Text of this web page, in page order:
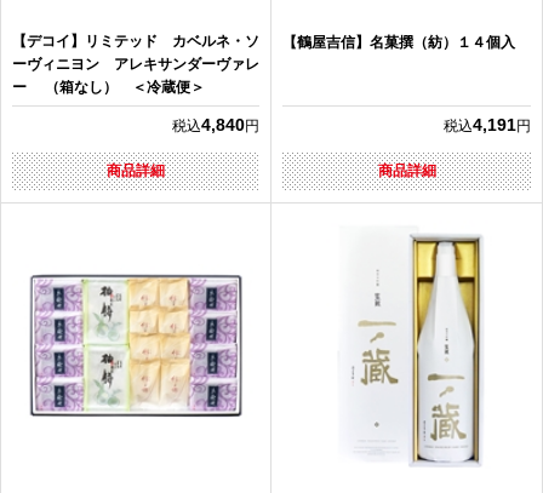
【デコイ】リミテッド カベルネ・ソ
ーヴィニヨン アレキサンダーヴァレ
ー （箱なし） ＜冷蔵便＞
税込4,840円
商品詳細
【鶴屋吉信】名菓撰（紡）１４個入
税込4,191円
商品詳細